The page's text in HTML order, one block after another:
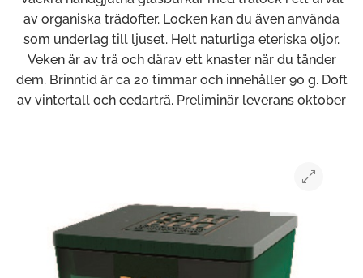
av organiska trädofter. Locken kan du även använda
som underlag till ljuset. Helt naturliga eteriska oljor.
Veken är av trä och därav ett knaster när du tänder
dem. Brinntid är ca 20 timmar och innehåller 90 g. Doft
av vintertall och cedarträ. Preliminär leverans oktober